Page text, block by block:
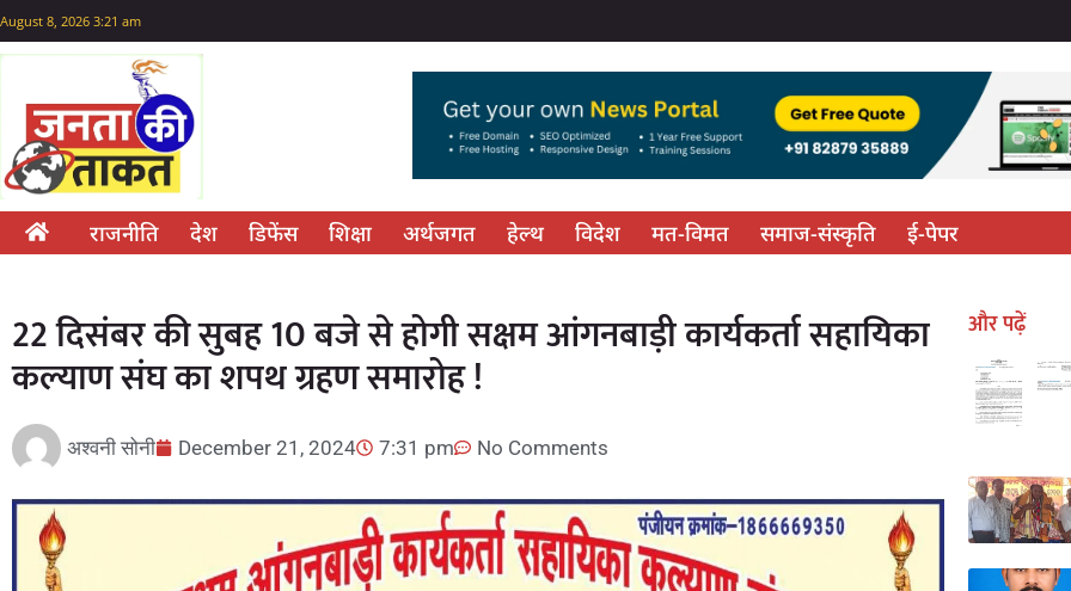
August 8, 2026 3:21 am
राजनीति देश डिफेंस शिक्षा अर्थजगत हेल्थ विदेश मत-विमत समाज-संस्कृति ई-पेपर
22 दिसंबर की सुबह 10 बजे से होगी सक्षम आंगनबाड़ी कार्यकर्ता सहायिका
कल्याण संघ का शपथ ग्रहण समारोह !
अश्वनी सोनी December 21, 2024 7:31 pm No Comments
और पढ़ें